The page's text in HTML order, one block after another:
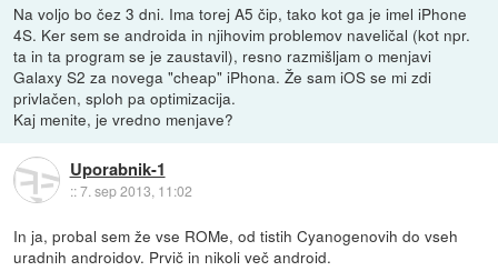
Na voljo bo čez 3 dni. Ima torej A5 čip, tako kot ga je imel iPhone
4S. Ker sem se androida in njihovim problemov naveličal (kot npr.
ta in ta program se je zaustavil), resno razmišljam o menjavi
Galaxy S2 za novega "cheap" iPhona. Že sam iOS se mi zdi
privlačen, sploh pa optimizacija.
Kaj menite, je vredno menjave?
Uporabnik-1
::7. sep 2013, 11:02
In ja, probal sem že vse ROMe, od tistih Cyanogenovih do vseh
uradnih androidov. Prvič in nikoli več android.